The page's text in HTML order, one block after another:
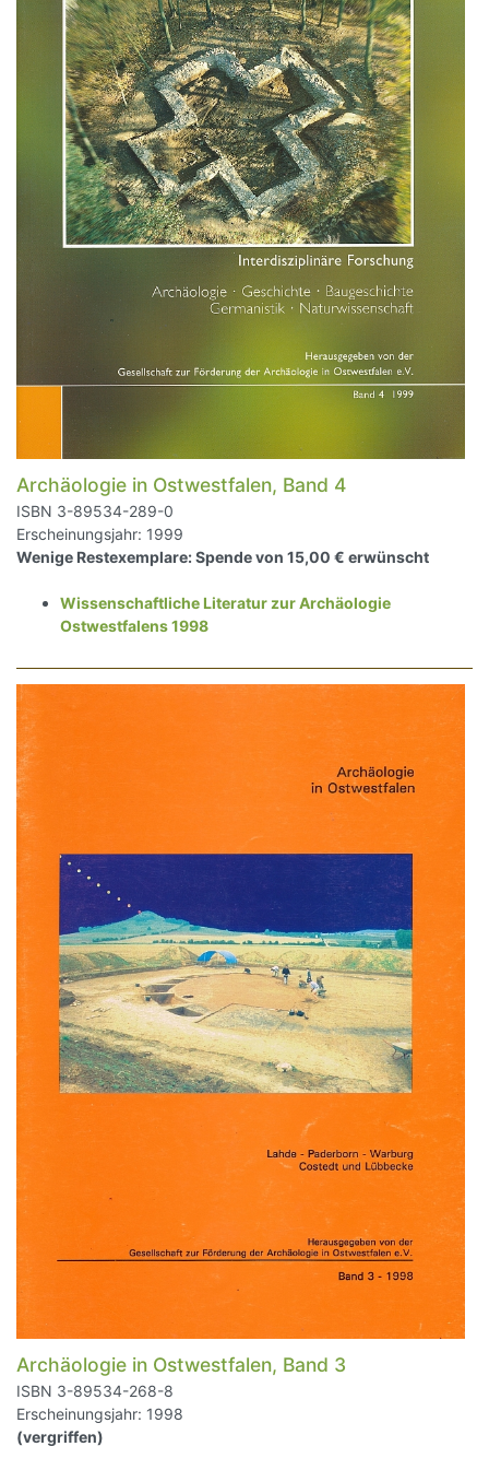
Archäologie in Ostwestfalen, Band 4
ISBN 3-89534-289-0
Erscheinungsjahr: 1999
Wenige Restexemplare:Spende von 15,00 € erwünscht
Wissenschaftliche Literatur zur Archäologie
Ostwestfalens 1998
Archäologie in Ostwestfalen, Band 3
ISBN 3-89534-268-8
Erscheinungsjahr: 1998
(vergriffen)